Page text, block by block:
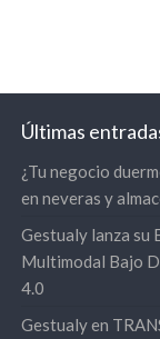
Últimas
¿Tu negocio
en neveras y
Gestualy lanza su
Multimodal Bajo
4.0
Gestualy en